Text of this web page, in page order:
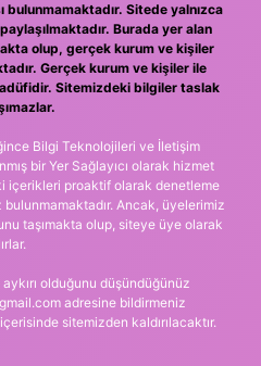
bulunmamaktadır. Sitede yalnızca
Burada yer alan
olup, gerçek kurum ve kişiler
Gerçek kurum ve kişiler ile
Sitemizdeki bilgiler taslak
Bilgi Teknolojileri ve İletişim
bir Yer Sağlayıcı olarak hizmet
içerikleri proaktif olarak denetleme
Ancak, üyelerimiz
taşımakta olup, siteye üye olarak
olduğunu düşündüğünüz
adresine bildirmeniz
sitemizden kaldırılacaktır.